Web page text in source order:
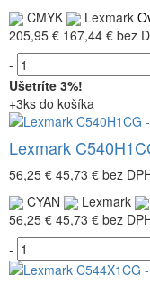
CMYK
Lexmark
205,95 € 167,44 € bez
-
Ušetríte 3%!
+3ks do košíka
Lexmark
56,25 € 45,73 € bez
CYAN
Lexmark
56,25 € 45,73 € bez
-